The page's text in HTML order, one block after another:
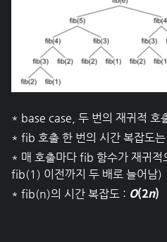
* base case, 두 번의 재귀적 호
* fib 호출 한 번의 시간 복잡도는
* 매 호출마다 fib 함수가 재귀적
fib(1) 이전까지 두 배로 늘어남)
* fib(n)의 시간 복잡도 : O(2n)